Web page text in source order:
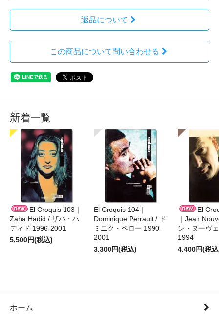
返品について
この商品について問い合わせる
新着一覧
El Croquis 103｜
Zaha Hadid / ザハ・ハ
ディド 1996-2001
5,500円(税込)
El Croquis 104｜
Dominique Perrault / ド
ミニク・ペロー 1990-
2001
3,300円(税込)
El
｜Jean
ン・ヌーヴ
1994
4,400円(税
ホーム